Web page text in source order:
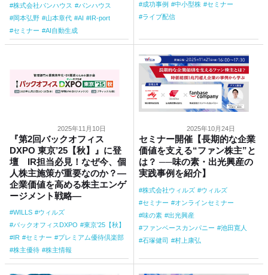
株式会社パンハウス
パンハウス
岡本弘野
山本章代 AI
IR-port
セミナー
AI自動生成
成功事例
中小型株
セミナー
ライブ配信
2025年11月10日
『第2回バックオフィス
DXPO 東京’25【秋】』に登
壇 IR担当必見！なぜ今、個
人株主施策が重要なのか？―
企業価値を高める株主エンゲ
ージメント戦略―
WILLS
ウィルズ
バックオフィスDXPO
東京’25【秋】
IR
セミナー
プレミアム優待倶楽部
株主優待
株主情報
2025年10月24日
セミナー開催【長期的な企業
価値を支える“ファン株主”と
は？ ──味の素・出光興産の
実践事例を紹介】
株式会社ウィルズ
ウィルズ
セミナー
オンラインセミナー
味の素
出光興産
ファンベースカンパニー
池田寛人
石塚健司
村上康弘